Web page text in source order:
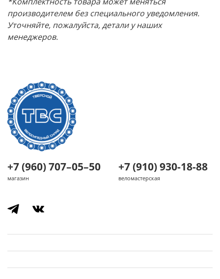
производителем без специального уведомления.
Уточняйте, пожалуйста, детали у наших
менеджеров.
+7 (960) 707–05–50
магазин
+7 (910) 930-18-88
веломастерская